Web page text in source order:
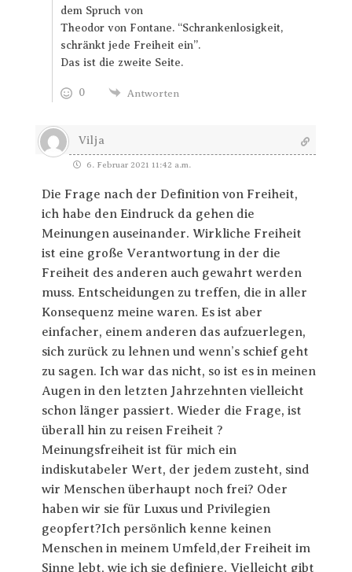
dem Spruch von
Theodor von Fontane. “Schrankenlosigkeit,
schränkt jede Freiheit ein”.
Das ist die zweite Seite.
0 Antworten
Vilja
6. Februar 2021 11:42 a.m.
Die Frage nach der Definition von Freiheit,
ich habe den Eindruck da gehen die
Meinungen auseinander. Wirkliche Freiheit
ist eine große Verantwortung in der die
Freiheit des anderen auch gewahrt werden
muss. Entscheidungen zu treffen, die in aller
Konsequenz meine waren. Es ist aber
einfacher, einem anderen das aufzuerlegen,
sich zurück zu lehnen und wenn’s schief geht
zu sagen. Ich war das nicht, so ist es in meinen
Augen in den letzten Jahrzehnten vielleicht
schon länger passiert. Wieder die Frage, ist
überall hin zu reisen Freiheit ?
Meinungsfreiheit ist für mich ein
indiskutabeler Wert, der jedem zusteht, sind
wir Menschen überhaupt noch frei? Oder
haben wir sie für Luxus und Privilegien
geopfert?Ich persönlich kenne keinen
Menschen in meinem Umfeld,der Freiheit im
Sinne lebt, wie ich sie definiere. Vielleicht gibt